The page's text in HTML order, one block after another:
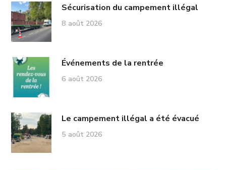
Sécurisation du campement illégal
8 août 2026
Événements de la rentrée
6 août 2026
Le campement illégal a été évacué
5 août 2026